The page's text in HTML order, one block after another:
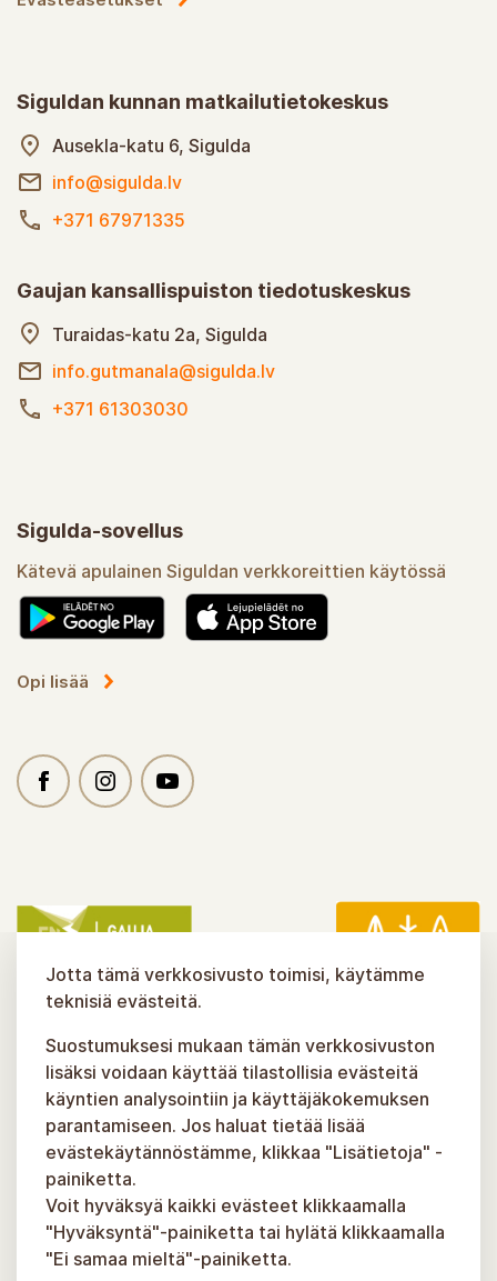
Siguldan kunnan matkailutietokeskus
Ausekla-katu 6, Sigulda
info@sigulda.lv
+371 67971335
Gaujan kansallispuiston tiedotuskeskus
Turaidas-katu 2a, Sigulda
info.gutmanala@sigulda.lv
+371 61303030
Sigulda-sovellus
Kätevä apulainen Siguldan verkkoreittien käytössä
Opi lisää
Jotta tämä verkkosivusto toimisi, käytämme
teknisiä evästeitä.
Suostumuksesi mukaan tämän verkkosivuston
lisäksi voidaan käyttää tilastollisia evästeitä
käyntien analysointiin ja käyttäjäkokemuksen
parantamiseen. Jos haluat tietää lisää
evästekäytännöstämme, klikkaa "Lisätietoja" -
painiketta.
Voit hyväksyä kaikki evästeet klikkaamalla
"Hyväksyntä"-painiketta tai hylätä klikkaamalla
"Ei samaa mieltä"-painiketta.